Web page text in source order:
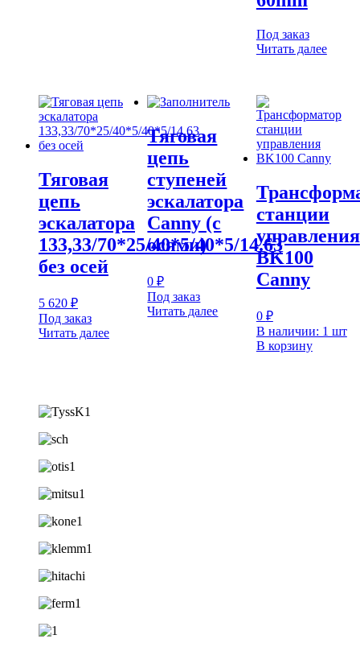
Под заказ
Читать далее
Тяговая
цепь
эскалатора
133,33/70*25/40*5/40*5/14.63
без осей
5 620 ₽
Под заказ
Читать далее
Тяговая
цепь
ступеней
эскалатора
Canny (с
осями)
0₽
Под заказ
Читать далее
станции
управления
BK100
Canny
0 ₽
В наличии: 1 шт
В корзину